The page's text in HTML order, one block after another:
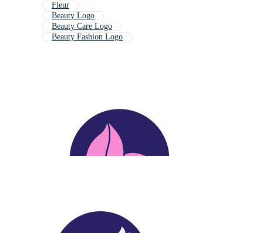
Fleur
Beauty Logo
Beauty Care Logo
Beauty Fashion Logo